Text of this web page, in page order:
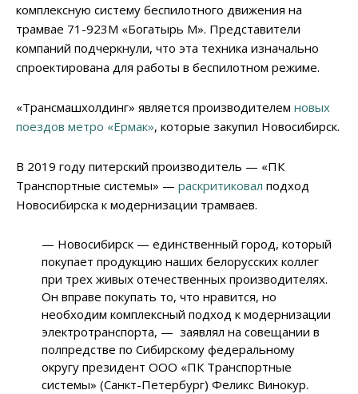
комплексную систему беспилотного движения на
трамвае 71-923М «Богатырь М». Представители
компаний подчеркнули, что эта техника изначально
спроектирована для работы в беспилотном режиме.
«Трансмашхолдинг» является производителем новых
поездов метро «Ермак», которые закупил Новосибирск.
В 2019 году питерский производитель — «ПК
Транспортные системы» — раскритиковал подход
Новосибирска к модернизации трамваев.
— Новосибирск — единственный город, который
покупает продукцию наших белорусских коллег
при трех живых отечественных производителях.
Он вправе покупать то, что нравится, но
необходим комплексный подход к модернизации
электротранспорта, — заявлял на совещании в
полпредстве по Сибирскому федеральному
округу президент ООО «ПК Транспортные
системы» (Санкт-Петербург) Феликс Винокур.